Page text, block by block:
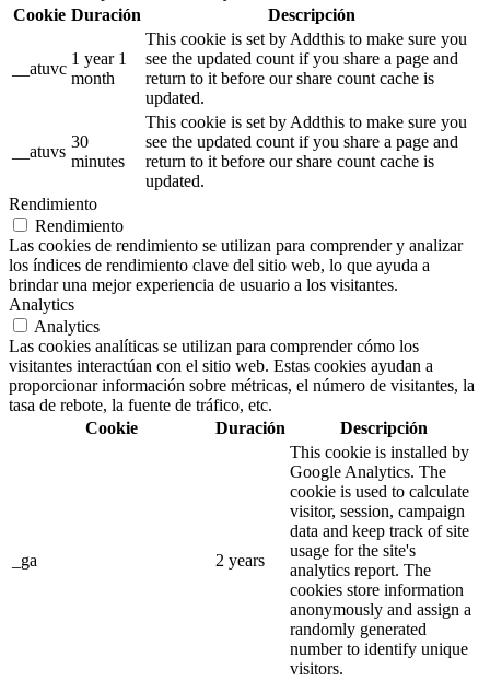
Cookie Duración Descripción
__atuvc
1 year 1
month
This cookie is set by Addthis to make sure you
see the updated count if you share a page and
return to it before our share count cache is
updated.
__atuvs
30
minutes
This cookie is set by Addthis to make sure you
see the updated count if you share a page and
return to it before our share count cache is
updated.
Rendimiento
Rendimiento
Las cookies de rendimiento se utilizan para comprender y analizar
los índices de rendimiento clave del sitio web, lo que ayuda a
brindar una mejor experiencia de usuario a los visitantes.
Analytics
Analytics
Las cookies analíticas se utilizan para comprender cómo los
visitantes interactúan con el sitio web. Estas cookies ayudan a
proporcionar información sobre métricas, el número de visitantes, la
tasa de rebote, la fuente de tráfico, etc.
Cookie
Duración Descripción
_ga 2 years
This cookie is installed by
Google Analytics. The
cookie is used to calculate
visitor, session, campaign
data and keep track of site
usage for the site's
analytics report. The
cookies store information
anonymously and assign a
randomly generated
number to identify unique
visitors.